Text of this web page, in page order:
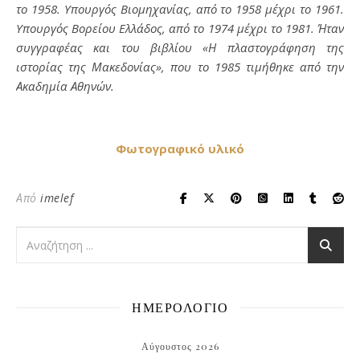
το 1958. Yπουργός Bιομηχανίας, από το 1958 μέχρι το 1961.
Yπουργός Bορείου Eλλάδος, από το 1974 μέχρι το 1981. Ήταν
συγγραφέας και του βιβλίου «Η πλαστογράφηση της
ιστορίας της Μακεδονίας», που το 1985 τιμήθηκε από την
Ακαδημία Αθηνών.
Φωτογραφικό υλικό
Από imelef
ΗΜΕΡΟΛΟΓΙΟ
Αύγουστος 2026